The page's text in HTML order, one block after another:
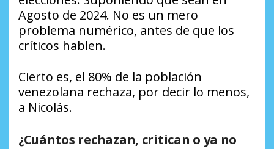
Agosto de 2024. No es un mero
problema numérico, antes de que los
críticos hablen.
Cierto es, el 80% de la población
venezolana rechaza, por decir lo menos,
a Nicolás.
¿Cuántos rechazan, critican o ya no